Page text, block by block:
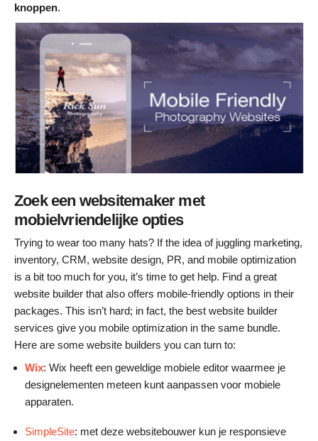
knoppen.
Zoek een websitemaker met
mobielvriendelijke opties
Trying to wear too many hats? If the idea of juggling marketing,
inventory, CRM, website design, PR, and mobile optimization
is a bit too much for you, it’s time to get help. Find a great
website builder that also offers mobile-friendly options in their
packages. This isn’t hard; in fact, the best website builder
services give you mobile optimization in the same bundle.
Here are some website builders you can turn to:
Wix: Wix heeft een geweldige mobiele editor waarmee je
designelementen meteen kunt aanpassen voor mobiele
apparaten.
SimpleSite: met deze websitebouwer kun je responsieve